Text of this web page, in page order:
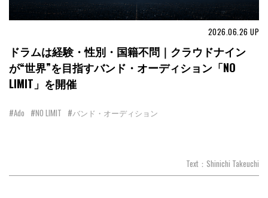
2026.06.26 UP
ドラムは経験・性別・国籍不問｜クラウドナイン
が“世界”を目指すバンド・オーディション「NO
LIMIT」を開催
#Ado #NO LIMIT #バンド・オーディション
Text：Shinichi Takeuchi